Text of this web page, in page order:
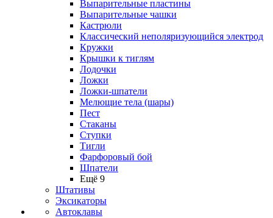
Выпарительные пластины
Выпарительные чашки
Кастрюли
Классический неполяризующийся электрод
Кружки
Крышки к тиглям
Лодочки
Ложки
Ложки-шпатели
Мелющие тела (шары)
Пест
Стаканы
Ступки
Тигли
Фарфоровый бой
Шпатели
Ещё 9
Штативы
Эксикаторы
Автоклавы